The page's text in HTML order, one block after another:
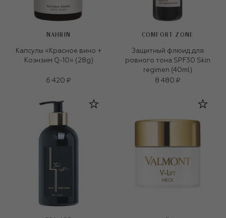
NAHRIN
Капсулы «Красное вино +
Коэнзим Q-10» (28g)
6 420 ₽
COMFORT ZONE
Защитный флюид для
ровного тона SPF30 Skin
regimen (40ml)
8 480 ₽